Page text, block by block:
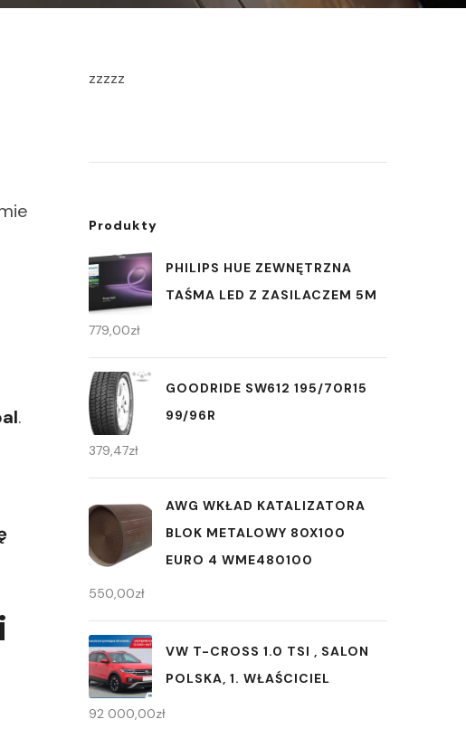
.
zzzzz
Produkty
PHILIPS HUE ZEWNĘTRZNA
TAŚMA LED Z ZASILACZEM 5M
779,00zł
GOODRIDE SW612 195/70R15
99/96R
379,47zł
AWG WKŁAD KATALIZATORA
BLOK METALOWY 80X100
EURO 4 WME480100
550,00zł
VW T-CROSS 1.0 TSI , SALON
POLSKA, 1. WŁAŚCICIEL
92 000,00zł